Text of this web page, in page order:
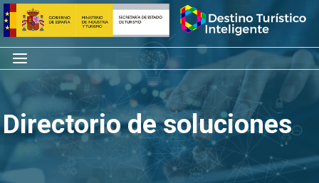
Saltar
al
contenido
Inicio
Menú
Directorio de soluciones